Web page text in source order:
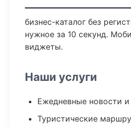
бизнес-каталог без
нужное за 10 секунд.
виджеты.
Наши услуги
Ежедневные новости
Туристические